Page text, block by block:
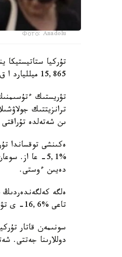
Фото: Anadolu
15,865 ميلليارد ا ق ش دوللارى بولدى.
ىن شەتەلدە تۇراقتى
دەيىن ءوستى.
تاعى %16,6- ى تۋىستارى مەن دوستارىنا قوناققا كەلگەن.
دوللارىنا جەتتى. شەتەلگە